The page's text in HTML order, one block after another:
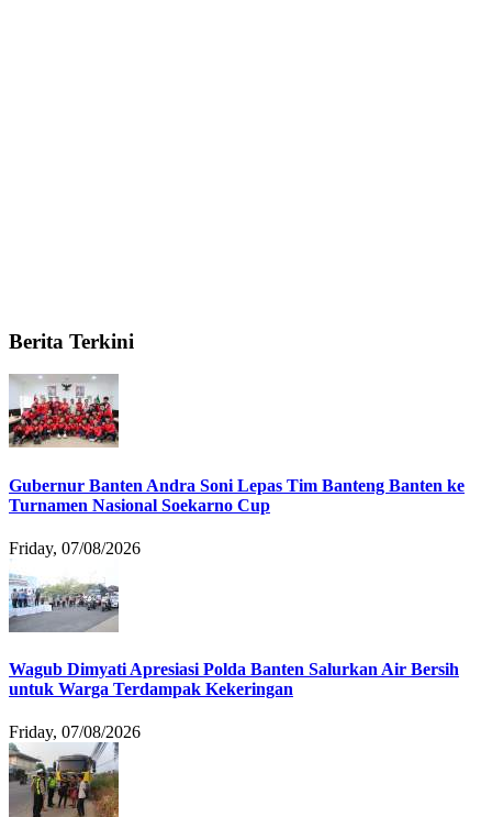
Berita Terkini
Gubernur Banten Andra Soni Lepas Tim Banteng Banten ke
Turnamen Nasional Soekarno Cup
Friday, 07/08/2026
Wagub Dimyati Apresiasi Polda Banten Salurkan Air Bersih
untuk Warga Terdampak Kekeringan
Friday, 07/08/2026